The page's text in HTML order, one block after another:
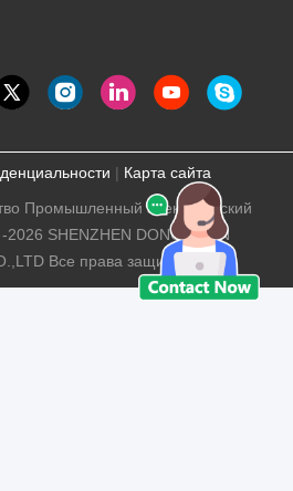
| Карта сайта
Промышленный электрический
2026 SHENZHEN DONGJIAXIN
Все права защищены.